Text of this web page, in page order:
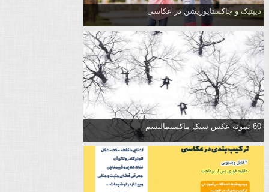
دیپتیک و جاکستا‌پوزیشن در عکاسی
60 نمونه عکس سبک ماکسیمالیسم